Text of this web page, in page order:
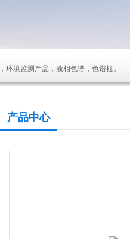
环境监测产品，液相色谱，色谱柱。
产品中心